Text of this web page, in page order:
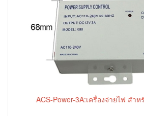
ACS-Power-3A:เครื่องจ่ายไฟ สำ